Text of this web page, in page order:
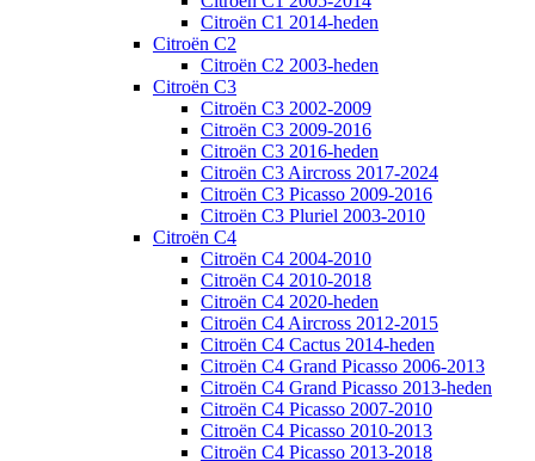
Citroën C1 2014-heden
Citroën C2
Citroën C2 2003-heden
Citroën C3
Citroën C3 2002-2009
Citroën C3 2009-2016
Citroën C3 2016-heden
Citroën C3 Aircross 2017-2024
Citroën C3 Picasso 2009-2016
Citroën C3 Pluriel 2003-2010
Citroën C4
Citroën C4 2004-2010
Citroën C4 2010-2018
Citroën C4 2020-heden
Citroën C4 Aircross 2012-2015
Citroën C4 Cactus 2014-heden
Citroën C4 Grand Picasso 2006-2013
Citroën C4 Grand Picasso 2013-heden
Citroën C4 Picasso 2007-2010
Citroën C4 Picasso 2010-2013
Citroën C4 Picasso 2013-2018